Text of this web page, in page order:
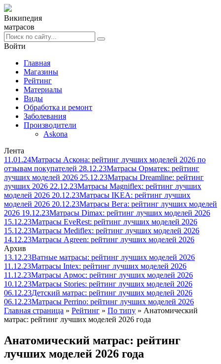
Википедия
матрасов
Войти
Главная
Магазины
Рейтинг
Материалы
Виды
Обработка и ремонт
Заболевания
Производители
Askona
Лента
11.01.24Матрасы Аскона: рейтинг лучших моделей 2026 по
отзывам покупателей 28.12.23Матрасы Орматек: рейтинг
лучших моделей 2026 25.12.23Матрасы Dreamline: рейтинг
лучших 2026 22.12.23Матрасы Magniflex: рейтинг лучших
моделей 2026 20.12.23Матрасы IKEA: рейтинг лучших
моделей 2026 20.12.23Матрасы Вега: рейтинг лучших моделей
2026 19.12.23Матрасы Dimax: рейтинг лучших моделей 2026
15.12.23Матрасы EveRest: рейтинг лучших моделей 2026
15.12.23Матрасы Mediflex: рейтинг лучших моделей 2026
14.12.23Матрасы Agreen: рейтинг лучших моделей 2026
Архив
13.12.23Ватные матрасы: рейтинг лучших моделей 2026
11.12.23Матрасы Intex: рейтинг лучших моделей 2026
11.12.23Матрасы Армос: рейтинг лучших моделей 2026
10.12.23Матрасы Stories: рейтинг лучших моделей 2026
06.12.23Детский матрас: рейтинг лучших моделей 2026
06.12.23Матрасы Perrino: рейтинг лучших моделей 2026
Главная страница » Рейтинг » По типу » Анатомический
матрас: рейтинг лучших моделей 2026 года
Анатомический матрас: рейтинг
лучших моделей 2026 года